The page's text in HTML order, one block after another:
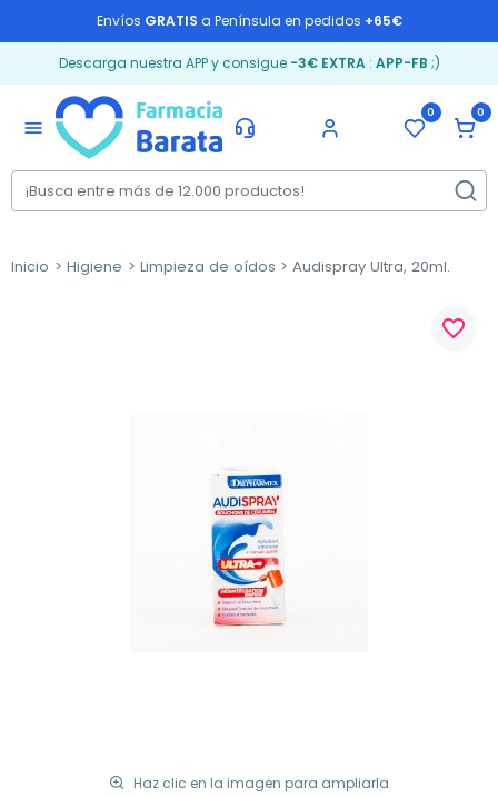
Envíos GRATIS a Península en pedidos +65€
Descarga nuestra APP y consigue -3€ EXTRA: APP-FB ;)
menu
0 0
Inicio Higiene Limpieza de oídos Audispray Ultra, 20ml.
Haz clic en la imagen para ampliarla
favorite_border